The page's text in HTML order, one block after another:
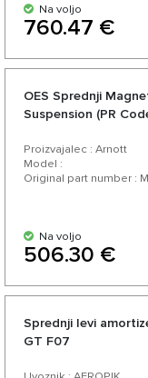
Na voljo
760.47 €
OES Sprednji
Suspension (PR
Proizvajalec : Arnott
Model :
Original part number :
Na voljo
506.30 €
Sprednji levi
GT F07